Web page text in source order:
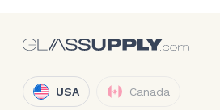
USA Canada